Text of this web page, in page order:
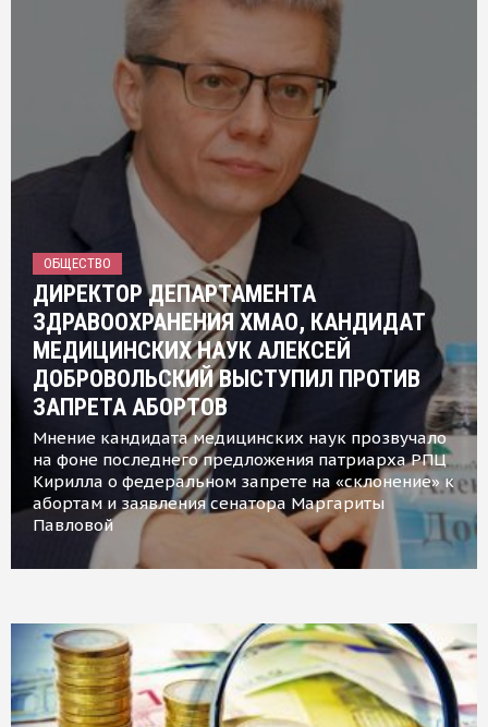
ОБЩЕСТВО
ДИРЕКТОР ДЕПАРТАМЕНТА
ЗДРАВООХРАНЕНИЯ ХМАО, КАНДИДАТ
МЕДИЦИНСКИХ НАУК АЛЕКСЕЙ
ДОБРОВОЛЬСКИЙ ВЫСТУПИЛ ПРОТИВ
ЗАПРЕТА АБОРТОВ
Мнение кандидата медицинских наук прозвучало
на фоне последнего предложения патриарха РПЦ
Кирилла о федеральном запрете на «склонение» к
абортам и заявления сенатора Маргариты
Павловой